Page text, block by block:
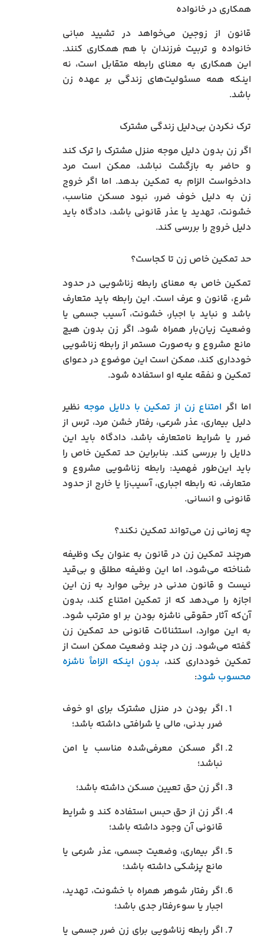
همکاری در خانواده
قانون از زوجین می‌خواهد در تشیید مبانی
خانواده و تربیت فرزندان با هم همکاری کنند.
این همکاری به معنای رابطه متقابل است، نه
اینکه همه مسئولیت‌های زندگی بر عهده زن
باشد.
ترک نکردن بی‌دلیل زندگی مشترک
اگر زن بدون دلیل موجه منزل مشترک را ترک کند
و حاضر به بازگشت نباشد، ممکن است مرد
دادخواست الزام به تمکین بدهد. اما اگر خروج
زن به دلیل خوف ضرر، نبود مسکن مناسب،
خشونت، تهدید یا عذر قانونی باشد، دادگاه باید
دلیل خروج را بررسی کند.
حد تمکین خاص زن تا کجاست؟
تمکین خاص به معنای رابطه زناشویی در حدود
شرع، قانون و عرف است. این رابطه باید متعارف
باشد و نباید با اجبار، خشونت، آسیب جسمی یا
وضعیت زیان‌بار همراه شود. اگر زن بدون هیچ
مانع مشروع و به‌صورت مستمر از رابطه زناشویی
خودداری کند، ممکن است این موضوع در دعوای
تمکین و نفقه علیه او استفاده شود.
اما اگر امتناع زن از تمکین با دلایل موجه نظیر
دلیل بیماری، عذر شرعی، رفتار خشن مرد، ترس از
ضرر یا شرایط نامتعارف باشد، دادگاه باید این
دلایل را بررسی کند. بنابراین حد تمکین خاص را
باید این‌طور فهمید: رابطه زناشویی مشروع و
متعارف، نه رابطه اجباری، آسیب‌زا یا خارج از حدود
قانونی و انسانی.
چه زمانی زن می‌تواند تمکین نکند؟
هرچند تمکین زن در قانون به عنوان یک وظیفه
شناخته می‌شود، اما این وظیفه مطلق و بی‌قید
نیست و قانون مدنی در برخی موارد به زن این
اجازه را می‌دهد که از تمکین امتناع کند، بدون
آن‌که آثار حقوقی ناشزه بودن بر او مترتب شود.
به این موارد، استثنائات قانونی حد تمکین زن
گفته می‌شود. زن در چند وضعیت ممکن است از
تمکین خودداری کند، بدون اینکه الزاماً ناشزه
محسوب شود:
اگر بودن در منزل مشترک برای او خوف
ضرر بدنی، مالی یا شرافتی داشته باشد؛
اگر مسکن معرفی‌شده مناسب یا امن
نباشد؛
اگر زن حق تعیین مسکن داشته باشد؛
اگر زن از حق حبس استفاده کند و شرایط
قانونی آن وجود داشته باشد؛
اگر بیماری، وضعیت جسمی، عذر شرعی یا
مانع پزشکی داشته باشد؛
اگر رفتار شوهر همراه با خشونت، تهدید،
اجبار یا سوءرفتار جدی باشد؛
اگر رابطه زناشویی برای زن ضرر جسمی یا